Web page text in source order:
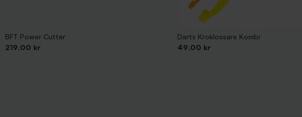
BFT Power Cutter
Pris
219,00 kr
Darts Kroklossare Kombi
Pris
49,00 kr